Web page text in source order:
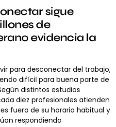
sigue
de
evidencia la
para desconectar del trabajo,
difícil para buena parte de
distintos estudios
diez profesionales atienden
fuera de su horario habitual y
respondiendo